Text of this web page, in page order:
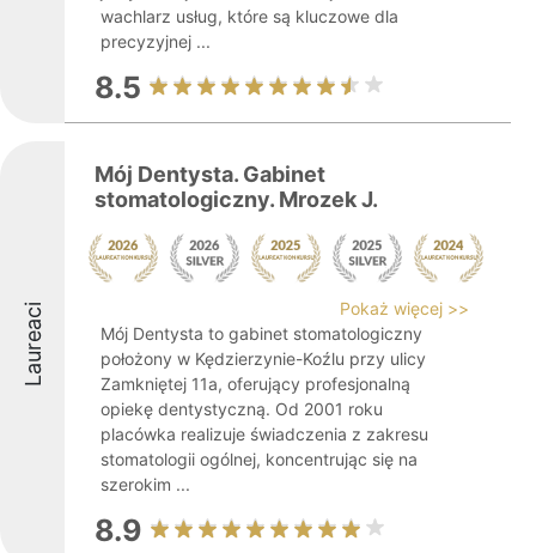
wachlarz usług, które są kluczowe dla
precyzyjnej ...
8.5
Laureaci
Mój Dentysta. Gabinet
stomatologiczny. Mrozek J.
Pokaż więcej >>
Mój Dentysta to gabinet stomatologiczny
położony w Kędzierzynie-Koźlu przy ulicy
Zamkniętej 11a, oferujący profesjonalną
opiekę dentystyczną. Od 2001 roku
placówka realizuje świadczenia z zakresu
stomatologii ogólnej, koncentrując się na
szerokim ...
8.9